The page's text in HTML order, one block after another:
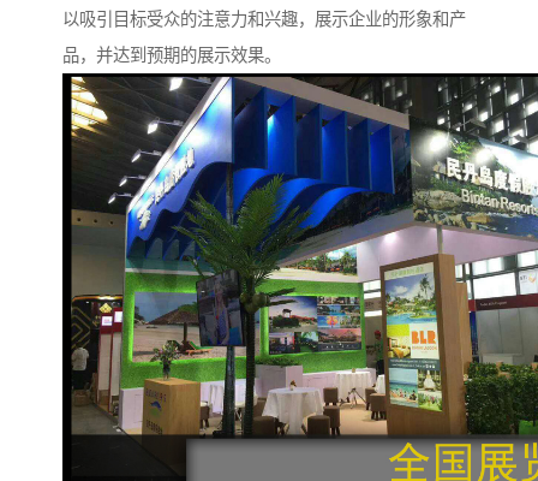
以吸引目标受众的注意力和兴趣，展示企业的形象和产
品，并达到预期的展示效果。